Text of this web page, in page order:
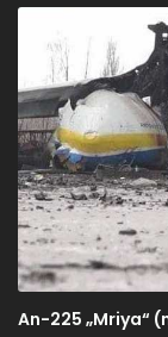
An-225 „Mriya“